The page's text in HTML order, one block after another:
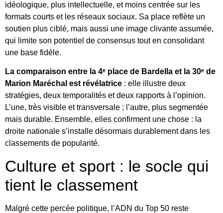
idéologique, plus intellectuelle, et moins centrée sur les
formats courts et les réseaux sociaux. Sa place reflète un
soutien plus ciblé, mais aussi une image clivante assumée,
qui limite son potentiel de consensus tout en consolidant
une base fidèle.
La comparaison entre la 4ᵉ place de Bardella et la 30ᵉ de
Marion Maréchal est révélatrice : elle illustre deux
stratégies, deux temporalités et deux rapports à l’opinion.
L’une, très visible et transversale ; l’autre, plus segmentée
mais durable. Ensemble, elles confirment une chose : la
droite nationale s’installe désormais durablement dans les
classements de popularité.
Culture et sport : le socle qui
tient le classement
Malgré cette percée politique, l’ADN du Top 50 reste